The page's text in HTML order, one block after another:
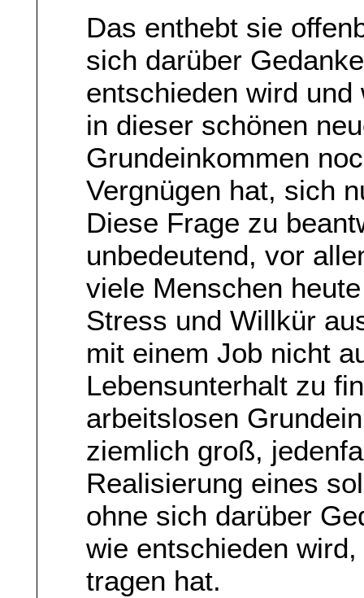
Das enthebt sie
sich darüber
entschieden wird
in dieser schönen
Grundeinkommen
Vergnügen hat, sich
Diese Frage zu
unbedeutend, vor
viele Menschen
Stress und Willkür
mit einem Job nicht
Lebensunterhalt zu
arbeitslosen
ziemlich groß,
Realisierung eines
ohne sich darüber
wie entschieden
tragen hat.